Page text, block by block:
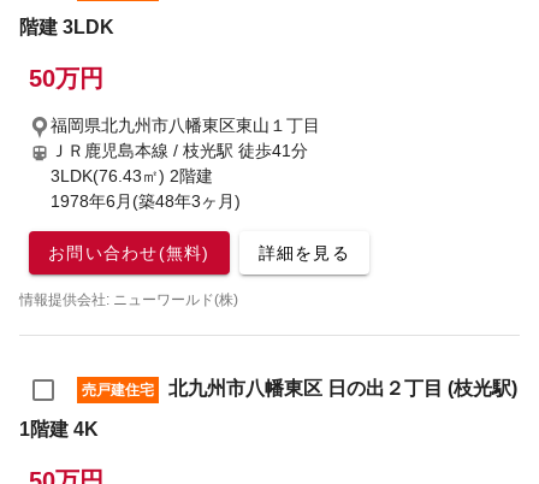
階建 3LDK
50万円
福岡県北九州市八幡東区東山１丁目
ＪＲ鹿児島本線 / 枝光駅 徒歩41分
3LDK(76.43㎡) 2階建
1978年6月(築48年3ヶ月)
お問い合わせ(無料) 詳細を見る
情報提供会社: ニューワールド(株)
売戸建住宅
北九州市八幡東区 日の出２丁目 (枝光駅)
1階建 4K